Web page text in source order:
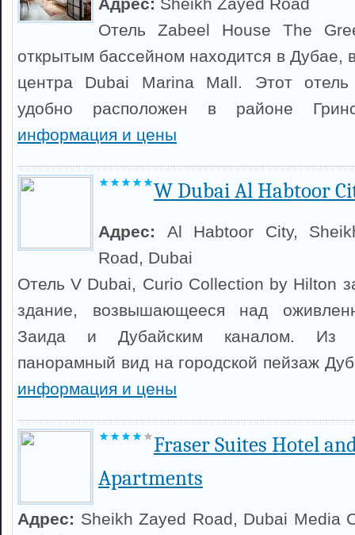
Отель Zabeel House The
открытым бассейном находится в Дубае,
центра Dubai Marina Mall. Этот
удобно расположен в районе
информация и цены
W Dubai Al Habtoor
Адрес: Al Habtoor City,
Road, Dubai
Отель V Dubai, Curio Collection by Hilton
здание, возвышающееся над
Заида и Дубайским каналом. Из
панорамный вид на городской пейзаж
информация и цены
Fraser Suites Hotel
Apartments
Адрес: Sheikh Zayed Road, Dubai Media